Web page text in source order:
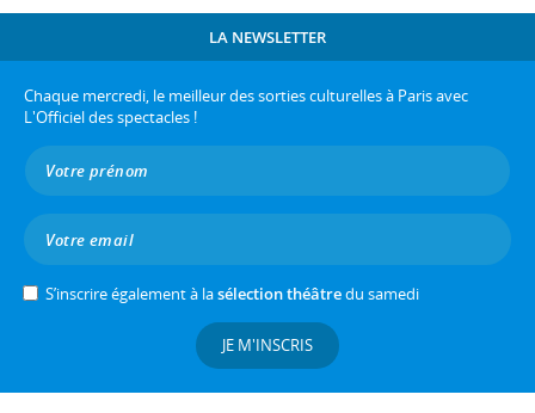
LA NEWSLETTER
Chaque mercredi, le meilleur des sorties culturelles à Paris avec
L'Officiel des spectacles !
S’inscrire également à lasélection théâtredu samedi
JE M'INSCRIS